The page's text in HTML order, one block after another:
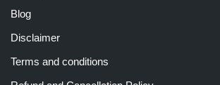
Blog
Disclaimer
Terms and conditions